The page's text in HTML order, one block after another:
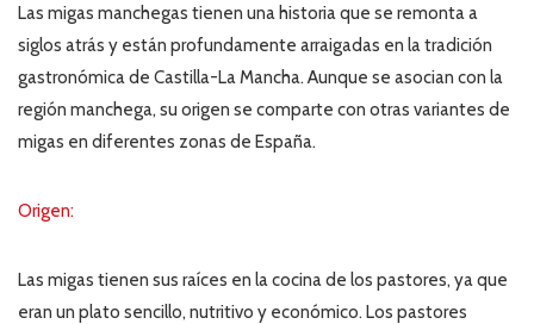
Las migas manchegas tienen una historia que se remonta a
siglos atrás y están profundamente arraigadas en la tradición
gastronómica de Castilla-La Mancha. Aunque se asocian con la
región manchega, su origen se comparte con otras variantes de
migas en diferentes zonas de España.
Origen:
Las migas tienen sus raíces en la cocina de los pastores, ya que
eran un plato sencillo, nutritivo y económico. Los pastores